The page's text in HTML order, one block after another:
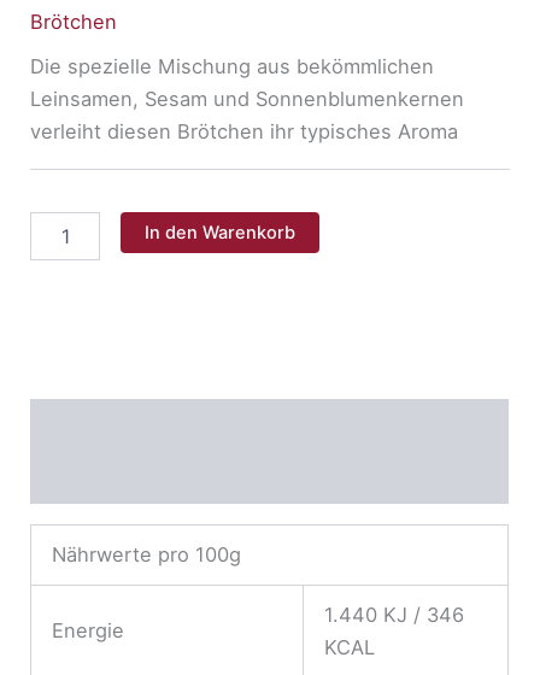
Brötchen
Die spezielle Mischung aus bekömmlichen
Leinsamen, Sesam und Sonnenblumenkernen
verleiht diesen Brötchen ihr typisches Aroma
Menge
In den Warenkorb
Nährwerte pro 100g
Energie
1.440 KJ / 346
KCAL